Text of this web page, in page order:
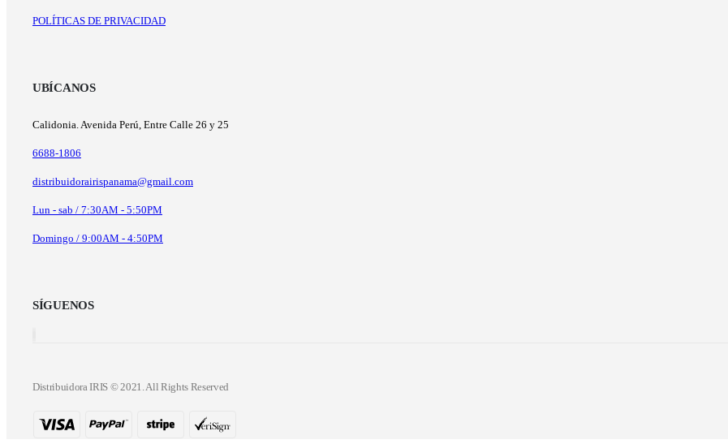
POLÍTICAS DE PRIVACIDAD
UBÍCANOS
Calidonia. Avenida Perú, Entre Calle 26 y 25
6688-1806
distribuidorairispanama@gmail.com
Lun - sab / 7:30AM - 5:50PM
Domingo / 9:00AM - 4:50PM
SÍGUENOS
Distribuidora IRIS © 2021. All Rights Reserved